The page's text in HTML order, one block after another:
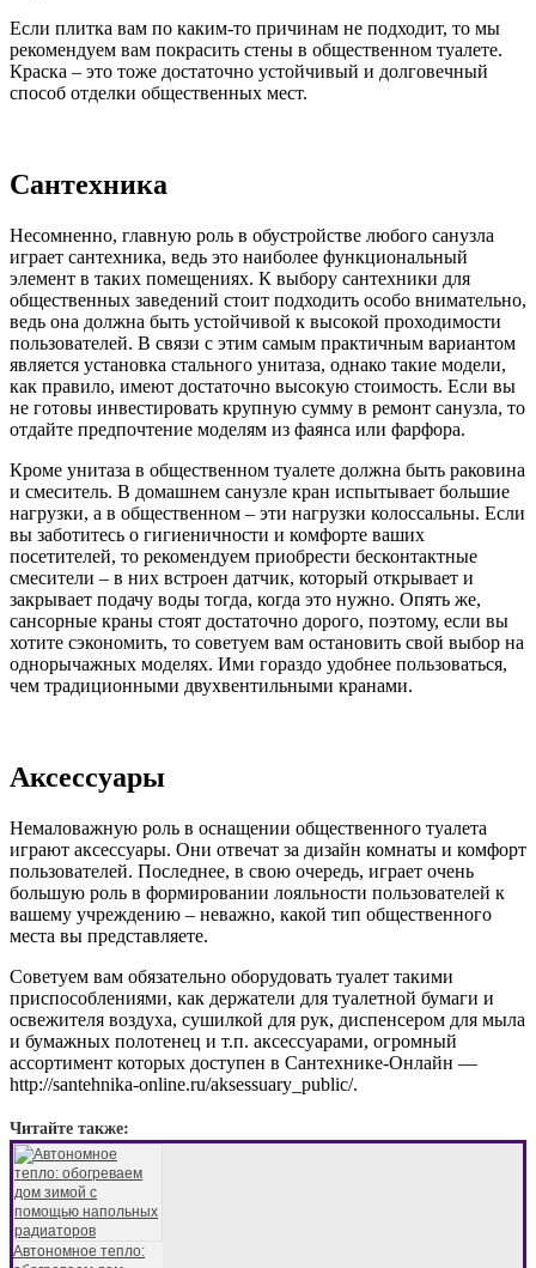
Если плитка вам по каким-то причинам не подходит, то мы
рекомендуем вам покрасить стены в общественном туалете.
Краска – это тоже достаточно устойчивый и долговечный
способ отделки общественных мест.
Сантехника
Несомненно, главную роль в обустройстве любого санузла
играет сантехника, ведь это наиболее функциональный
элемент в таких помещениях. К выбору сантехники для
общественных заведений стоит подходить особо внимательно,
ведь она должна быть устойчивой к высокой проходимости
пользователей. В связи с этим самым практичным вариантом
является установка стального унитаза, однако такие модели,
как правило, имеют достаточно высокую стоимость. Если вы
не готовы инвестировать крупную сумму в ремонт санузла, то
отдайте предпочтение моделям из фаянса или фарфора.
Кроме унитаза в общественном туалете должна быть раковина
и смеситель. В домашнем санузле кран испытывает большие
нагрузки, а в общественном – эти нагрузки колоссальны. Если
вы заботитесь о гигиеничности и комфорте ваших
посетителей, то рекомендуем приобрести бесконтактные
смесители – в них встроен датчик, который открывает и
закрывает подачу воды тогда, когда это нужно. Опять же,
сансорные краны стоят достаточно дорого, поэтому, если вы
хотите сэкономить, то советуем вам остановить свой выбор на
однорычажных моделях. Ими гораздо удобнее пользоваться,
чем традиционными двухвентильными кранами.
Аксессуары
Немаловажную роль в оснащении общественного туалета
играют аксессуары. Они отвечат за дизайн комнаты и комфорт
пользователей. Последнее, в свою очередь, играет очень
большую роль в формировании лояльности пользователей к
вашему учреждению – неважно, какой тип общественного
места вы представляете.
Советуем вам обязательно оборудовать туалет такими
приспособлениями, как держатели для туалетной бумаги и
освежителя воздуха, сушилкой для рук, диспенсером для мыла
и бумажных полотенец и т.п. аксессуарами, огромный
ассортимент которых доступен в Сантехнике-Онлайн —
http://santehnika-online.ru/aksessuary_public/.
Читайте также:
Автономное тепло: